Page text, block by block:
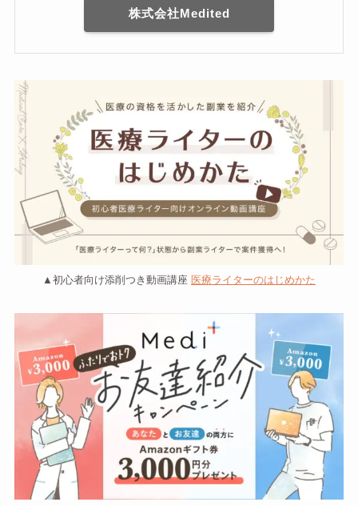
株式会社Medited
▲初心者向け添削つき動画講座 医療ライターのはじめかた